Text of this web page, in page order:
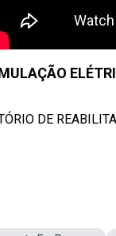
DE